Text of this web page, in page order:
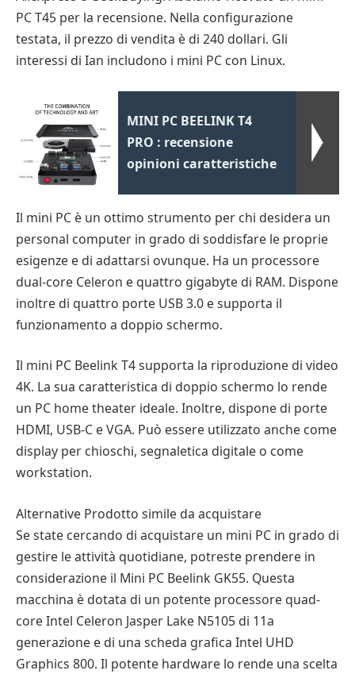
PC T45 per la recensione. Nella configurazione
testata, il prezzo di vendita è di 240 dollari. Gli
interessi di Ian includono i mini PC con Linux.
MINI PC BEELINK T4
PRO : recensione
opinioni caratteristiche
Il mini PC è un ottimo strumento per chi desidera un
personal computer in grado di soddisfare le proprie
esigenze e di adattarsi ovunque. Ha un processore
dual-core Celeron e quattro gigabyte di RAM. Dispone
inoltre di quattro porte USB 3.0 e supporta il
funzionamento a doppio schermo.
Il mini PC Beelink T4 supporta la riproduzione di video
4K. La sua caratteristica di doppio schermo lo rende
un PC home theater ideale. Inoltre, dispone di porte
HDMI, USB-C e VGA. Può essere utilizzato anche come
display per chioschi, segnaletica digitale o come
workstation.
Alternative Prodotto simile da acquistare
Se state cercando di acquistare un mini PC in grado di
gestire le attività quotidiane, potreste prendere in
considerazione il Mini PC Beelink GK55. Questa
macchina è dotata di un potente processore quad-
core Intel Celeron Jasper Lake N5105 di 11a
generazione e di una scheda grafica Intel UHD
Graphics 800. Il potente hardware lo rende una scelta